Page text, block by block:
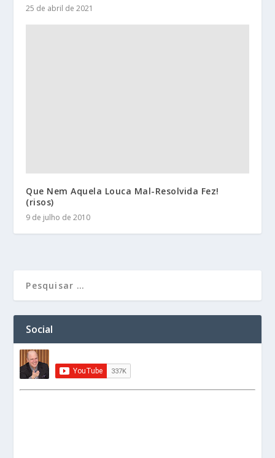
25 de abril de 2021
Que Nem Aquela Louca Mal-Resolvida Fez!
(risos)
9 de julho de 2010
Social